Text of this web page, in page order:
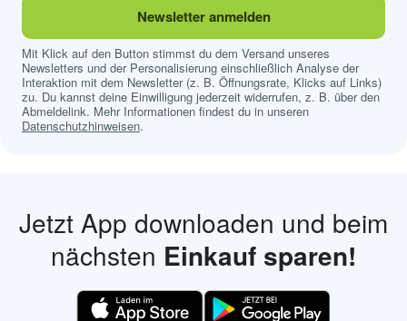
Newsletter anmelden
Mit Klick auf den Button stimmst du dem Versand unseres
Newsletters und der Personalisierung einschließlich Analyse der
Interaktion mit dem Newsletter (z. B. Öffnungsrate, Klicks auf Links)
zu. Du kannst deine Einwilligung jederzeit widerrufen, z. B. über den
Abmeldelink. Mehr Informationen findest du in unseren
Datenschutzhinweisen.
Jetzt App downloaden und beim
nächsten Einkauf sparen!